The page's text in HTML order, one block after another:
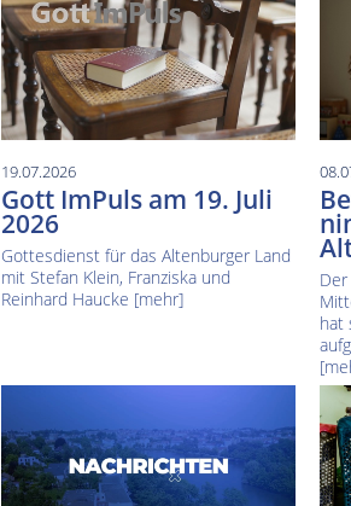
19.07.2026
Gott ImPuls am 19. Juli
2026
Gottesdienst für das Altenburger Land
mit Stefan Klein, Franziska und
Reinhard Haucke [mehr]
hat